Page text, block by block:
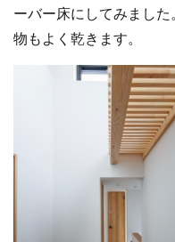
ーバー床にしてみまし
物もよく乾きます。